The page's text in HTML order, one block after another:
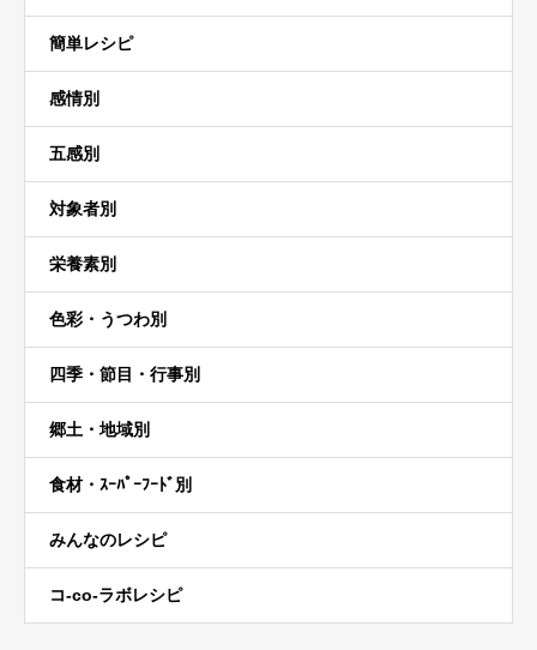
簡単レシピ
感情別
五感別
対象者別
栄養素別
色彩・うつわ別
四季・節目・行事別
郷土・地域別
食材・ｽｰﾊﾟｰﾌｰﾄﾞ別
みんなのレシピ
コ-co-ラボレシピ